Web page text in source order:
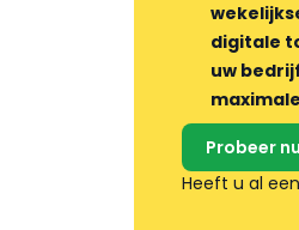
digitale
uw
Probeer nu
Heeft u al